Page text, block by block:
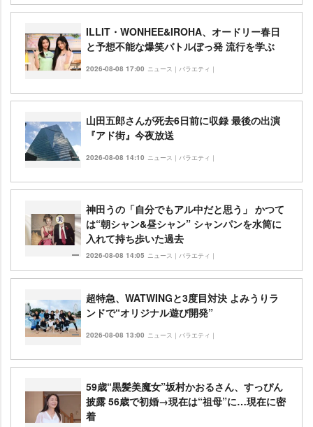
ILLIT・WONHEE&IROHA、オードリー春日
と予想不能な爆笑バトルぼっ発 流行を学ぶ
2026-08-08 17:00 ニュース｜バラエティ｜
山田五郎さんが死去6日前に収録 最後の出演
『アド街』今夜放送
2026-08-08 14:10 ニュース｜バラエティ｜
神田うの「自分でもアル中だと思う」 かつて
は“朝シャン&昼シャン” シャンパンを水筒に
入れて持ち歩いた過去
2026-08-08 14:05 ニュース｜バラエティ｜
超特急、WATWINGと3度目対決 よみうりラ
ンドで“オリジナル遊び開発”
2026-08-08 13:00 ニュース｜バラエティ｜
59歳“黒髪美魔女”坂村かおるさん、すっぴん
披露 56歳で初婚→現在は“祖母”に…現在に密
着